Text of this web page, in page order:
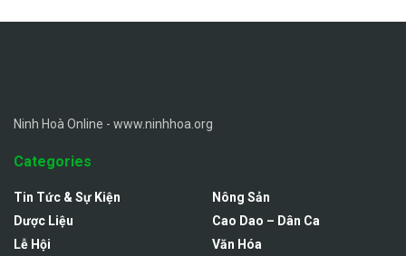
Ninh Hoà Online - www.ninhhoa.org
Categories
Tin Tức & Sự Kiện
Dược Liệu
Lễ Hội
Nông Sản
Cao Dao – Dân Ca
Văn Hóa